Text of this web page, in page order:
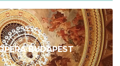
BUDAPEST